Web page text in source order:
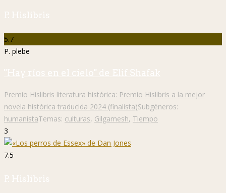
P. Hislibris
5.7
P. plebe
"Hay ríos en el cielo" de Elif Shafak
Premio Hislibris literatura histórica: Premio Hislibris a la mejor
novela histórica traducida 2024 (finalista)Subgéneros:
humanistaTemas: culturas, Gilgamesh, Tiempo
3
7.5
P. Hislibris